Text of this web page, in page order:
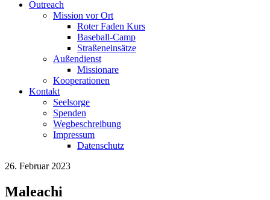
Outreach
Mission vor Ort
Roter Faden Kurs
Baseball-Camp
Straßeneinsätze
Außendienst
Missionare
Kooperationen
Kontakt
Seelsorge
Spenden
Wegbeschreibung
Impressum
Datenschutz
26. Februar 2023
Maleachi